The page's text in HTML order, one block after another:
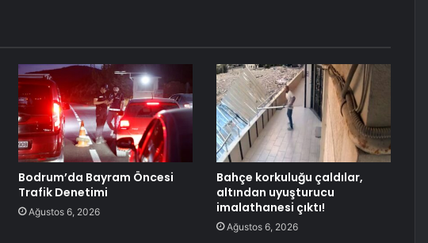
Bodrum’da Bayram Öncesi
Trafik Denetimi
Ağustos 6, 2026
Bahçe korkuluğu çaldılar,
altından uyuşturucu
imalathanesi çıktı!
Ağustos 6, 2026